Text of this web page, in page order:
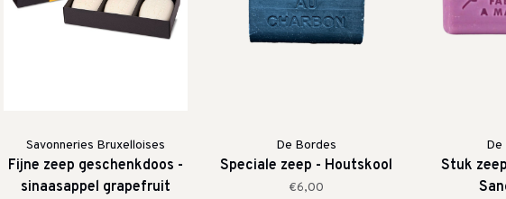
Savonneries Bruxelloises
Fijne zeep geschenkdoos -
sinaasappel grapefruit
De Bordes
Speciale zeep - Houtskool
€6,00
De
Stuk